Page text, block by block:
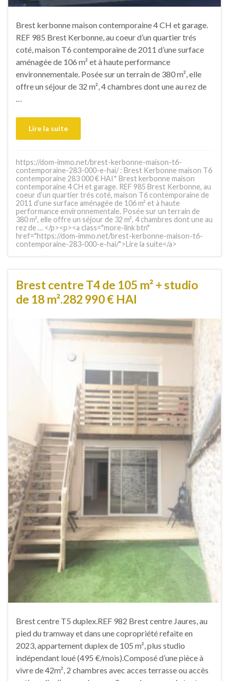
Brest kerbonne maison contemporaine 4 CH et garage.
REF 985 Brest Kerbonne, au coeur d’un quartier trés
coté, maison T6 contemporaine de 2011 d’une surface
aménagée de 106 m² et à haute performance
environnementale. Posée sur un terrain de 380 m², elle
offre un séjour de 32 m², 4 chambres dont une au rez de
…
Lire la suite
https://dom-immo.net/brest-kerbonne-maison-t6-
contemporaine-283-000-e-hai/ : Brest Kerbonne maison T6
contemporaine 283 000 € HAI* Brest kerbonne maison
contemporaine 4 CH et garage. REF 985 Brest Kerbonne, au
coeur d’un quartier trés coté, maison T6 contemporaine de
2011 d’une surface aménagée de 106 m² et à haute
performance environnementale. Posée sur un terrain de
380 m², elle offre un séjour de 32 m², 4 chambres dont une au
rez de … </p><p><a class="more-link btn"
href="https://dom-immo.net/brest-kerbonne-maison-t6-
contemporaine-283-000-e-hai/">Lire la suite</a>
Brest centre T4 de 105 m² + studio
de 18 m².282 990 € HAI
Brest centre T5 duplex.REF 982 Brest centre Jaures, au
pied du tramway et dans une copropriété refaite en
2023, appartement duplex de 105 m², plus studio
indépendant loué (495 €/mois).Composé d’une pièce à
vivre de 42m², 2 chambres avec acces terrasse ou accès